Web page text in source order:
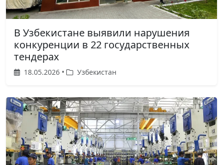
В Узбекистане выявили нарушения
конкуренции в 22 государственных
тендерах
18.05.2026 • Узбекистан